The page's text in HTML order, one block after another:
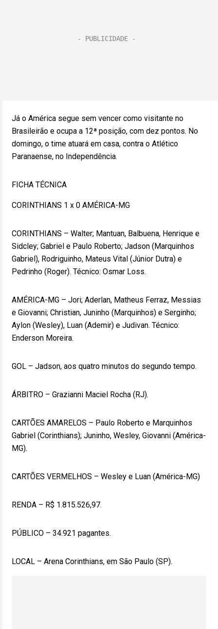
Já o América segue sem vencer como visitante no
Brasileirão e ocupa a 12ª posição, com dez pontos. No
domingo, o time atuará em casa, contra o Atlético
Paranaense, no Independência.
FICHA TÉCNICA
CORINTHIANS 1 x 0 AMÉRICA-MG
CORINTHIANS – Walter; Mantuan, Balbuena, Henrique e
Sidcley; Gabriel e Paulo Roberto; Jadson (Marquinhos
Gabriel), Rodriguinho, Mateus Vital (Júnior Dutra) e
Pedrinho (Roger). Técnico: Osmar Loss.
AMÉRICA-MG – Jori; Aderlan, Matheus Ferraz, Messias
e Giovanni; Christian, Juninho (Marquinhos) e Serginho;
Aylon (Wesley), Luan (Ademir) e Judivan. Técnico:
Enderson Moreira.
GOL – Jadson, aos quatro minutos do segundo tempo.
ÁRBITRO – Grazianni Maciel Rocha (RJ).
CARTÕES AMARELOS – Paulo Roberto e Marquinhos
Gabriel (Corinthians); Juninho, Wesley, Giovanni (América-
MG).
CARTÕES VERMELHOS – Wesley e Luan (América-MG)
RENDA – R$ 1.815.526,97.
PÚBLICO – 34.921 pagantes.
LOCAL – Arena Corinthians, em São Paulo (SP).